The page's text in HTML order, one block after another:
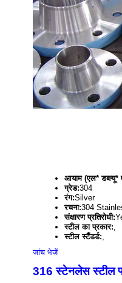
आयाम (एल* डब्ल्यू*
ग्रेड:304
रंग:Silver
रचना:304
संक्षारण प्रतिरोधी:
स्टील का प्रकार:,
स्टील स्टैंडर्ड:,
जांच भेजें
316 स्टेनलेस स्टील